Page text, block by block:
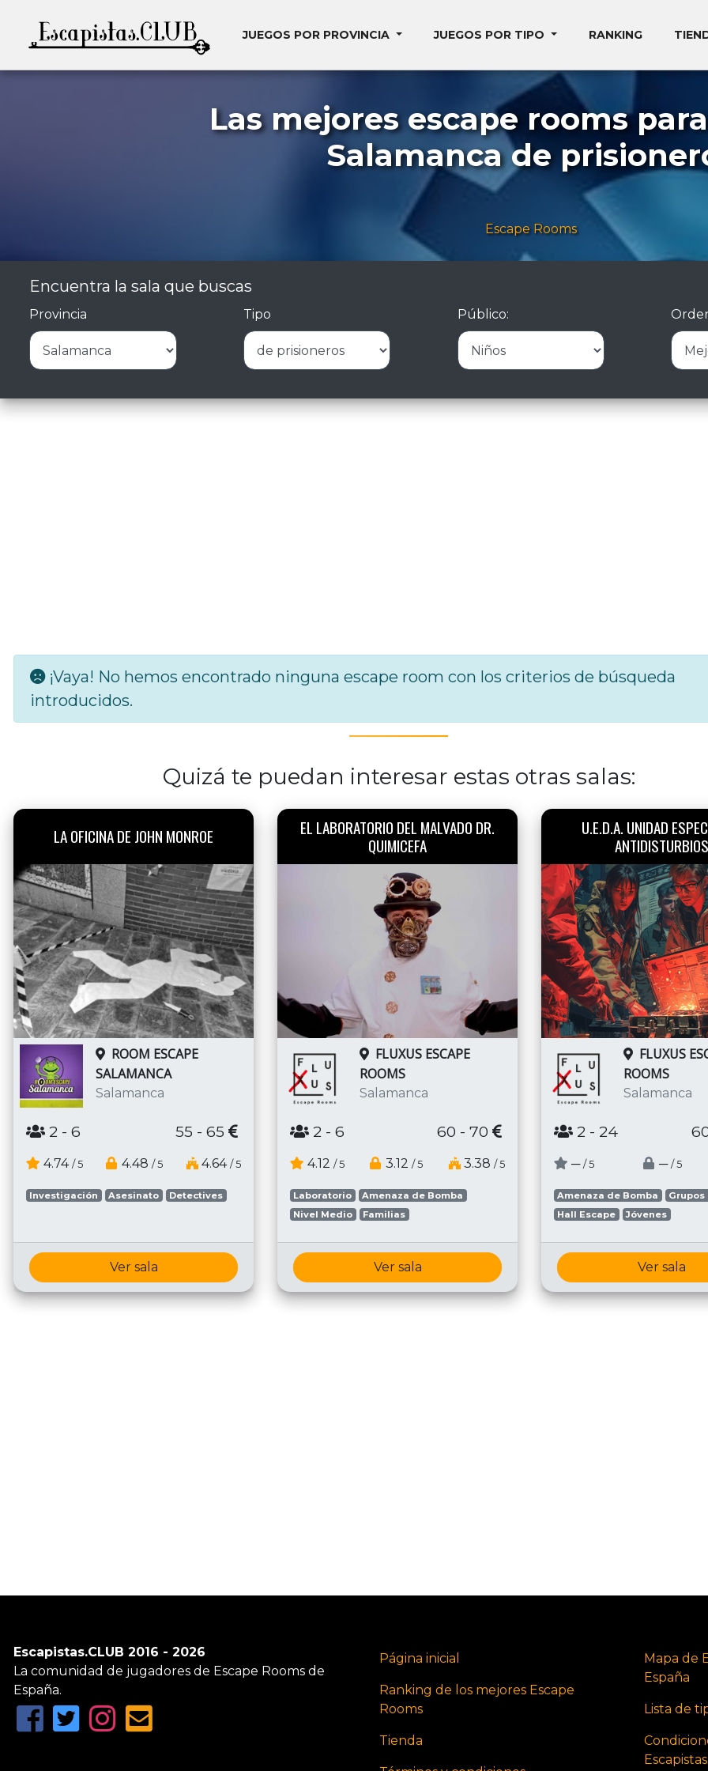
JUEGOS POR PROVINCIA JUEGOS POR TIPO RANKING
Las mejores escape rooms
Salamanca de
Escape Rooms
Encuentra la sala que buscas
Provincia Tipo Público:
¡Vaya! No hemos encontrado ninguna escape room con los criterios de búsqueda
introducidos.
Quizá te puedan interesar estas otras salas:
LA OFICINA DE JOHN MONROE
ROOM ESCAPE
SALAMANCA
Salamanca
2 - 6 55 - 65
4.74 / 5 4.48 / 5 4.64 / 5
Investigación Asesinato Detectives
Ver sala
EL LABORATORIO DEL MALVADO DR.
QUIMICEFA
FLUXUS ESCAPE
ROOMS
Salamanca
2 - 6 60 - 70
4.12 / 5 3.12 / 5 3.38 / 5
Laboratorio
Amenaza de Bomba
Nivel Medio
Familias
Ver sala
U.E.D.A. UNIDAD
ANTIDISTURBIOS
FLUXUS
ROOMS
Salamanca
2 - 24
─ / 5 ─ / 5
Amenaza de Bomba
Hall Escape
Jóvenes
Ver sala
Escapistas.CLUB 2016 - 2026
La comunidad de jugadores de Escape Rooms de
España.
Página inicial
Ranking de los mejores Escape
Rooms
Tienda
Mapa de
España
Lista de